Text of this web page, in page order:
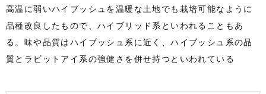
高温に弱いハイブッシュを温暖な土地でも栽培可能なように
品種改良したもので、ハイブリッド系といわれることもあ
る。味や品質はハイブッシュ系に近く、ハイブッシュ系の品
質とラビットアイ系の強健さを併せ持つといわれている